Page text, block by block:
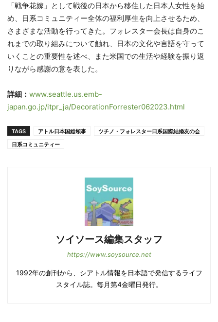
「戦争花嫁」として戦後の日本から移住した日本人女性を始
め、日系コミュニティー全体の福利厚生を向上させるため、
さまざまな活動を行ってきた。フォレスター会長は自身のこ
れまでの取り組みについて触れ、日本の文化や言語を守って
いくことの重要性を述べ、また米国での生活や経験を振り返
りながら感謝の意を表した。
詳細： www.seattle.us.emb-
japan.go.jp/itpr_ja/DecorationForrester062023.html
TAGS アトル日本国総領事
ツチノ・フォレスター日系国際結婚友の会
日系コミュニティー
ソイソース編集スタッフ
https://www.soysource.net
1992年の創刊から、シアトル情報を日本語で発信するライフ
スタイル誌。毎月第4金曜日発行。